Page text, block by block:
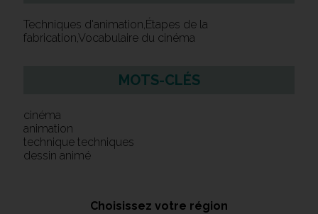
Techniques d'animation,Étapes de la
fabrication,Vocabulaire du cinéma
MOTS-CLÉS
cinéma
animation
technique techniques
dessin animé
Choisissez votre région